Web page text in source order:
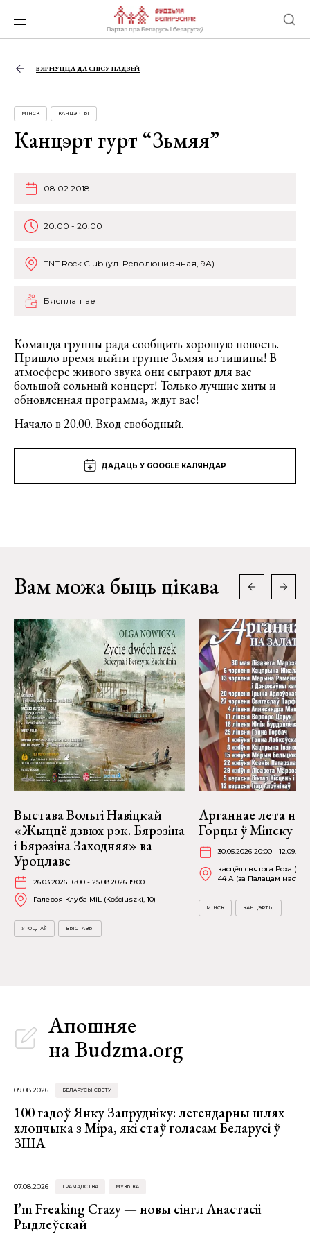
ВЯРНУЦЦА ДА СПІСУ ПАДЗЕЙ
МІНСК КАНЦЭРТЫ
Канцэрт гурт “Зьмяя”
08.02.2018
20:00 - 20:00
TNT Rock Club (ул. Революционная, 9А)
Бясплатнае
Команда группы рада сообщить хорошую новость.
Пришло время выйти группе Зьмяя из тишины! В
атмосфере живого звука они сыграют для вас
большой сольный концерт! Только лучшие хиты и
обновленная программа, ждут вас!
Начало в 20.00. Вход свободный.
ДАДАЦЬ У GOOGLE КАЛЯНДАР
Вам можа быць цікава
Выстава Вольгі Навіцкай
«Жыццё дзвюх рэк. Бярэзіна
і Бярэзіна Заходняя» ва
Уроцлаве
26.03.2026 16:00 - 25.08.2026 19:00
Галерэя Клуба MiL (Kościuszki, 10)
УРОЦЛАЎ ВЫСТАВЫ
Арганнае лета на
Горцы ў Мінску
30.05.2026 20:00 -
касцёл святога Роха
44 А (за Палацам
МІНСК КАНЦЭРТЫ
Апошняе
на Budzma.org
09.08.2026 БЕЛАРУСЫ СВЕТУ
100 гадоў Янку Запрудніку: легендарны шлях
хлопчыка з Міра, які стаў голасам Беларусі ў
ЗША
07.08.2026 ГРАМАДСТВА МУЗЫКА
I’m Freaking Crazy — новы сінгл Анастасіі
Рыдлеўскай